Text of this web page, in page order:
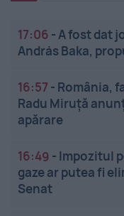
17:06 -A fost dat
András Baka,
16:57 - România,
Radu Miruță
apărare
16:49 - Impozitul
gaze ar putea fi
Senat